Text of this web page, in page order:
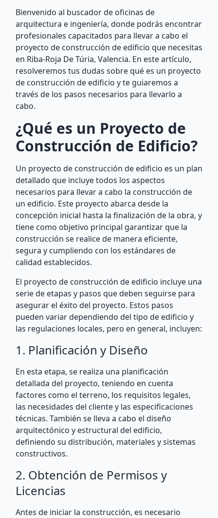
Bienvenido al buscador de oficinas de
arquitectura e ingeniería, donde podrás encontrar
profesionales capacitados para llevar a cabo el
proyecto de construcción de edificio que necesitas
en Riba-Roja De Túria, Valencia. En este artículo,
resolveremos tus dudas sobre qué es un proyecto
de construcción de edificio y te guiaremos a
través de los pasos necesarios para llevarlo a
cabo.
¿Qué es un Proyecto de
Construcción de Edificio?
Un proyecto de construcción de edificio es un plan
detallado que incluye todos los aspectos
necesarios para llevar a cabo la construcción de
un edificio. Este proyecto abarca desde la
concepción inicial hasta la finalización de la obra, y
tiene como objetivo principal garantizar que la
construcción se realice de manera eficiente,
segura y cumpliendo con los estándares de
calidad establecidos.
El proyecto de construcción de edificio incluye una
serie de etapas y pasos que deben seguirse para
asegurar el éxito del proyecto. Estos pasos
pueden variar dependiendo del tipo de edificio y
las regulaciones locales, pero en general, incluyen:
1. Planificación y Diseño
En esta etapa, se realiza una planificación
detallada del proyecto, teniendo en cuenta
factores como el terreno, los requisitos legales,
las necesidades del cliente y las especificaciones
técnicas. También se lleva a cabo el diseño
arquitectónico y estructural del edificio,
definiendo su distribución, materiales y sistemas
constructivos.
2. Obtención de Permisos y
Licencias
Antes de iniciar la construcción, es necesario